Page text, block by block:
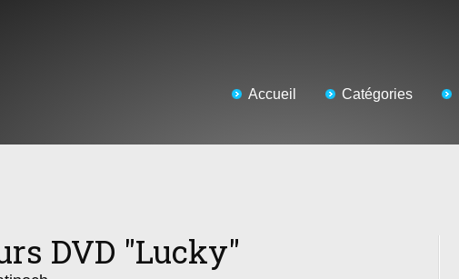
Accueil Catégories
DVD "Lucky"